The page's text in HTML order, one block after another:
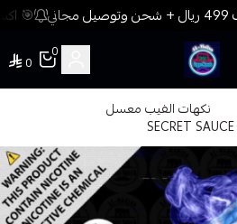
🎯
فيب المدينة
0
0
نكهات الفيب معسل